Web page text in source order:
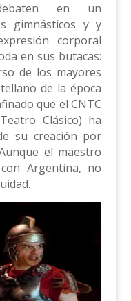
en un
gimnásticos y y
corporal
en sus butacas:
de los mayores
de la época
que el CNTC
Clásico) ha
su creación por
el maestro
Argentina, no